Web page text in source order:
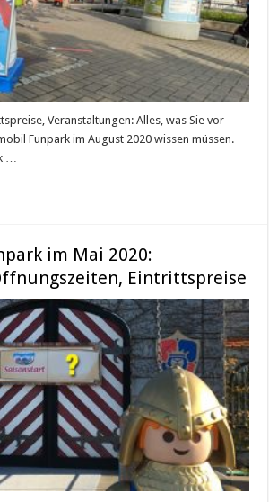
Veranstaltungen: Alles, was Sie vor
Funpark im August 2020 wissen müssen.
…
im Mai 2020:
Eintrittspreise